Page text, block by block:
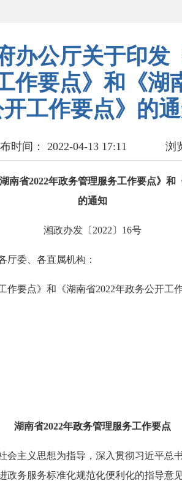
办公厅关于印发
作要点》和《湖
工作要点》的
时间： 2022-04-13 17:11 浏
南省2022年政务管理服务工作要点》和
的通知
湘政办发〔2022〕16号
厅委、各直属机构：
要点》和《湖南省2022年政务公开工
湖南省2022年政务管理服务工作要点
主义思想为指导，深入贯彻习近平总
政务服务标准化规范化便利化的指导意